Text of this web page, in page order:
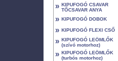
» KIPUFOGÓ CSAVAR
TŐCSAVAR ANYA
» KIPUFOGÓ DOBOK
» KIPUFOGÓ FLEXI CSŐ
» KIPUFOGÓ LEÖMLŐK
(szívó motorhoz)
» KIPUFOGÓ LEÖMLŐK
(turbós motorhoz)